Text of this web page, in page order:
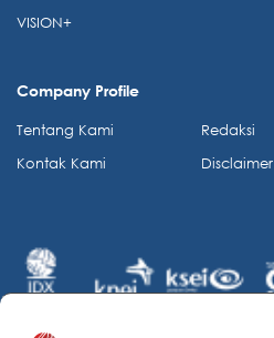
VISION+
Company Profile
Tentang Kami
Kontak Kami
Redaksi
Disclaimer